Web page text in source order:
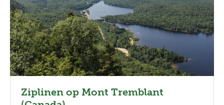
Ziplinen op Mont Tremblant